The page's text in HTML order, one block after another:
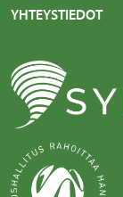
YHTEYSTIEDOT